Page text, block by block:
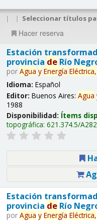
| | Seleccionar títulos
Hacer reserva
Estación
provincia deRío
por Agua y Energía Eléctrica,
Idioma: Español
Editor: Buenos Aires: Agua
1988
Disponibilidad: Ítems
topográfica: 621.374.5/
Estación
provincia deRío
por Agua y Energía Eléctrica,